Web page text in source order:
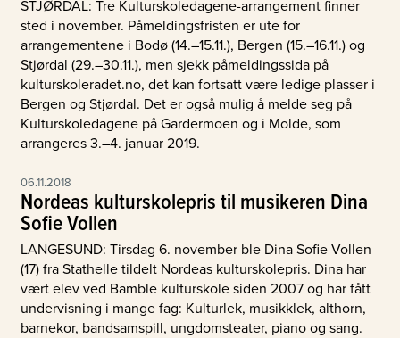
STJØRDAL: Tre Kulturskoledagene-arrangement finner
sted i november. Påmeldingsfristen er ute for
arrangementene i Bodø (14.–15.11.), Bergen (15.–16.11.) og
Stjørdal (29.–30.11.), men sjekk påmeldingssida på
kulturskoleradet.no, det kan fortsatt være ledige plasser i
Bergen og Stjørdal. Det er også mulig å melde seg på
Kulturskoledagene på Gardermoen og i Molde, som
arrangeres 3.–4. januar 2019.
06.11.2018
Nordeas kulturskolepris til musikeren Dina
Sofie Vollen
LANGESUND: Tirsdag 6. november ble Dina Sofie Vollen
(17) fra Stathelle tildelt Nordeas kulturskolepris. Dina har
vært elev ved Bamble kulturskole siden 2007 og har fått
undervisning i mange fag: Kulturlek, musikklek, althorn,
barnekor, bandsamspill, ungdomsteater, piano og sang.